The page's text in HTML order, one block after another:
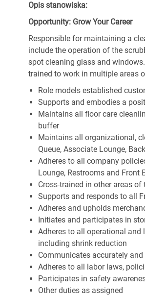
Opis stanowiska:
Opportunity: Grow Your Career
Responsible for maintaining a
include the operation of the
spot cleaning glass and
trained to work in multiple areas
Role models established
Supports and embodies a
Maintains all floor care
buffer
Maintains all organizational,
Queue, Associate Lounge,
Adheres to all company
Lounge, Restrooms and Front
Cross-trained in other areas of
Supports and responds to all
Adheres and upholds
Initiates and participates in
Adheres to all operational
including shrink reduction
Communicates accurately
Adheres to all labor laws,
Participates in safety
Other duties as assigned